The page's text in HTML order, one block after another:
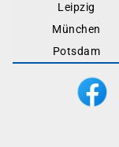
Leipzig
München
Potsdam